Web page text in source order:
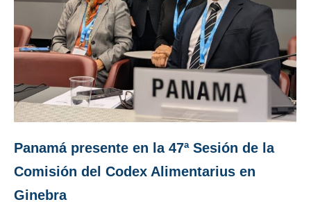
Panamá presente en la 47ª Sesión de la
Comisión del Codex Alimentarius en
Ginebra